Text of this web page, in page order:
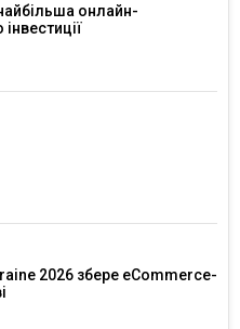
онлайн-
2026 збере eCommerce-